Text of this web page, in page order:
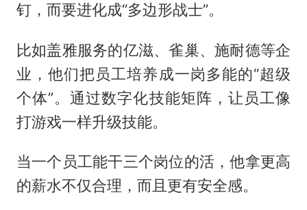
钉，而要进化成“多边形战士”。
比如盖雅服务的亿滋、雀巢、施耐德等企
业，他们把员工培养成一岗多能的“超级
个体”。通过数字化技能矩阵，让员工像
打游戏一样升级技能。
当一个员工能干三个岗位的活，他拿更高
的薪水不仅合理，而且更有安全感。